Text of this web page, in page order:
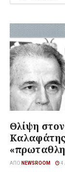
Θλίψη
ΑΠΌ NEWSROOM 4